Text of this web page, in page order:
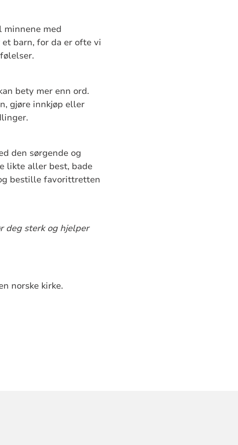
minnene med
barn, for da er ofte vi
bety mer enn ord.
gjøre innkjøp eller
den sørgende og
likte aller best, bade
bestille favorittretten
deg sterk og hjelper
norske kirke.